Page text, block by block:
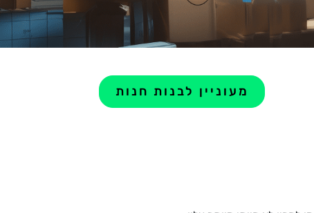
מעוניין לבנות חנות